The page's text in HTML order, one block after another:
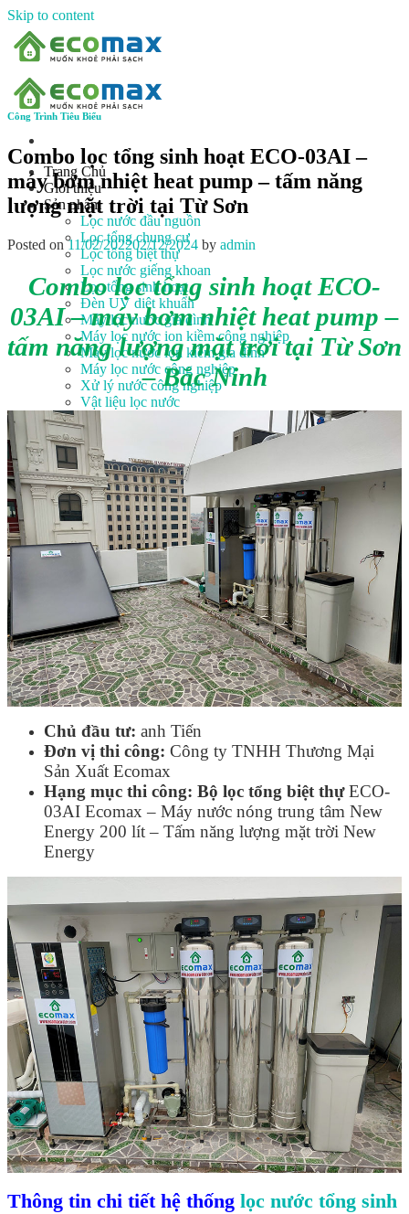
Skip to content
Trang Chủ
Giới thiệu
Sản phẩm
Lọc nước đầu nguồn
Lọc tổng chung cư
Lọc tổng biệt thự
Lọc nước giếng khoan
Lọc tổng sinh hoạt
Đèn UV diệt khuẩn
Máy lọc nước gia đình
Máy lọc nước ion kiềm công nghiệp
Máy lọc nước ion kiềm gia đình
Máy lọc nước công nghiệp
Xử lý nước công nghiệp
Vật liệu lọc nước
Linh kiện
Heat pump
Máy Ozone
Công Trình
Blog
Kiến Thức Chia sẻ
Tư Vấn Giải Pháp
Liên Hệ
Tìm kiếm:
Tìm kiếm:
Công Trình Tiêu Biểu
Combo lọc tổng sinh hoạt ECO-03AI –
máy bơm nhiệt heat pump – tấm năng
lượng mặt trời tại Từ Sơn
Posted on11/02/202202/12/2024 by admin
Combo lọc tổng sinh hoạt ECO-
03AI – máy bơm nhiệt heat pump –
tấm năng lượng mặt trời tại Từ Sơn
– Bắc Ninh
Chủ đầu tư: anh Tiến
Đơn vị thi công: Công ty TNHH Thương Mại
Sản Xuất Ecomax
Hạng mục thi công: Bộ lọc tổng biệt thựECO-
03AI Ecomax – Máy nước nóng trung tâm New
Energy 200 lít – Tấm năng lượng mặt trời New
Energy
Thông tin chi tiết hệ thống lọc nước tổng sinh